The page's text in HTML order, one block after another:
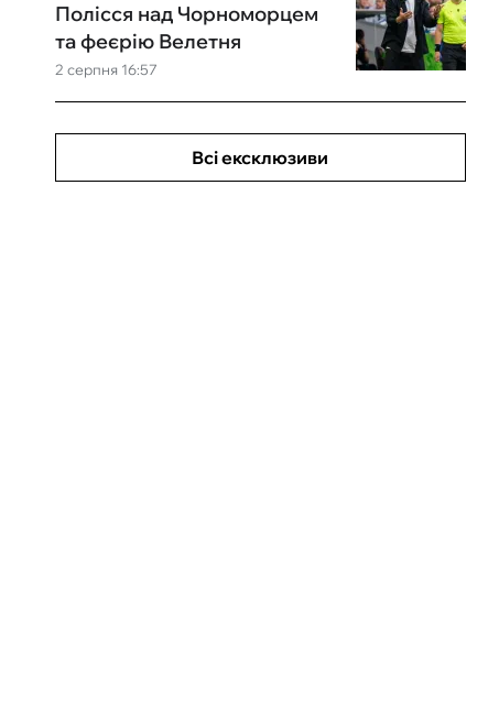
2 серпня 16:57
Полісся над Чорноморцем
та феєрію Велетня
Всі ексклюзиви